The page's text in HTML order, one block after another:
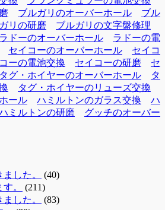
ブルガリのオーバーホール
ブル
リの研磨
ブルガリの文字盤修理
ラドーのオーバーホール
ラドーの電
セイコーのオーバーホール
セイコ
ーの電池交換 セイコーの研磨
セ
タグ・ホイヤーのオーバーホール
タ
タグ・ホイヤーのリューズ交換
ール
ハミルトンのガラス交換
ハ
ミルトンの研磨
グッチのオーバー
した。
(40)
。
(211)
した。
(83)